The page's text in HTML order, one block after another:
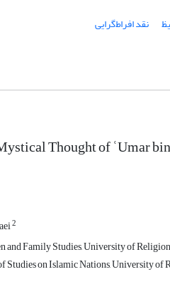
نقد افراط‌گرایی
Thought of ʿUmar
2
and Family Studies, University of
Studies on Islamic Nations, University of